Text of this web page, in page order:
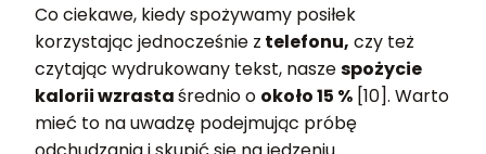
Co ciekawe, kiedy spożywamy posiłek
korzystając jednocześnie z telefonu, czy też
czytając wydrukowany tekst, naszespożycie
kalorii wzrastaśrednio o około 15 % [10]. Warto
mieć to na uwadzę podejmując próbę